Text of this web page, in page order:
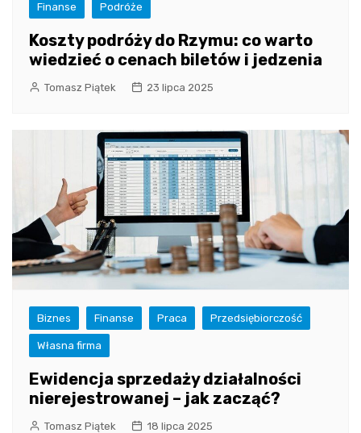
Finanse Podróże
Koszty podróży do Rzymu: co warto
wiedzieć o cenach biletów i jedzenia
Tomasz Piątek 23 lipca 2025
Biznes Finanse Praca Przedsiębiorczość
Własna firma
Ewidencja sprzedaży działalności
nierejestrowanej – jak zacząć?
Tomasz Piątek 18 lipca 2025